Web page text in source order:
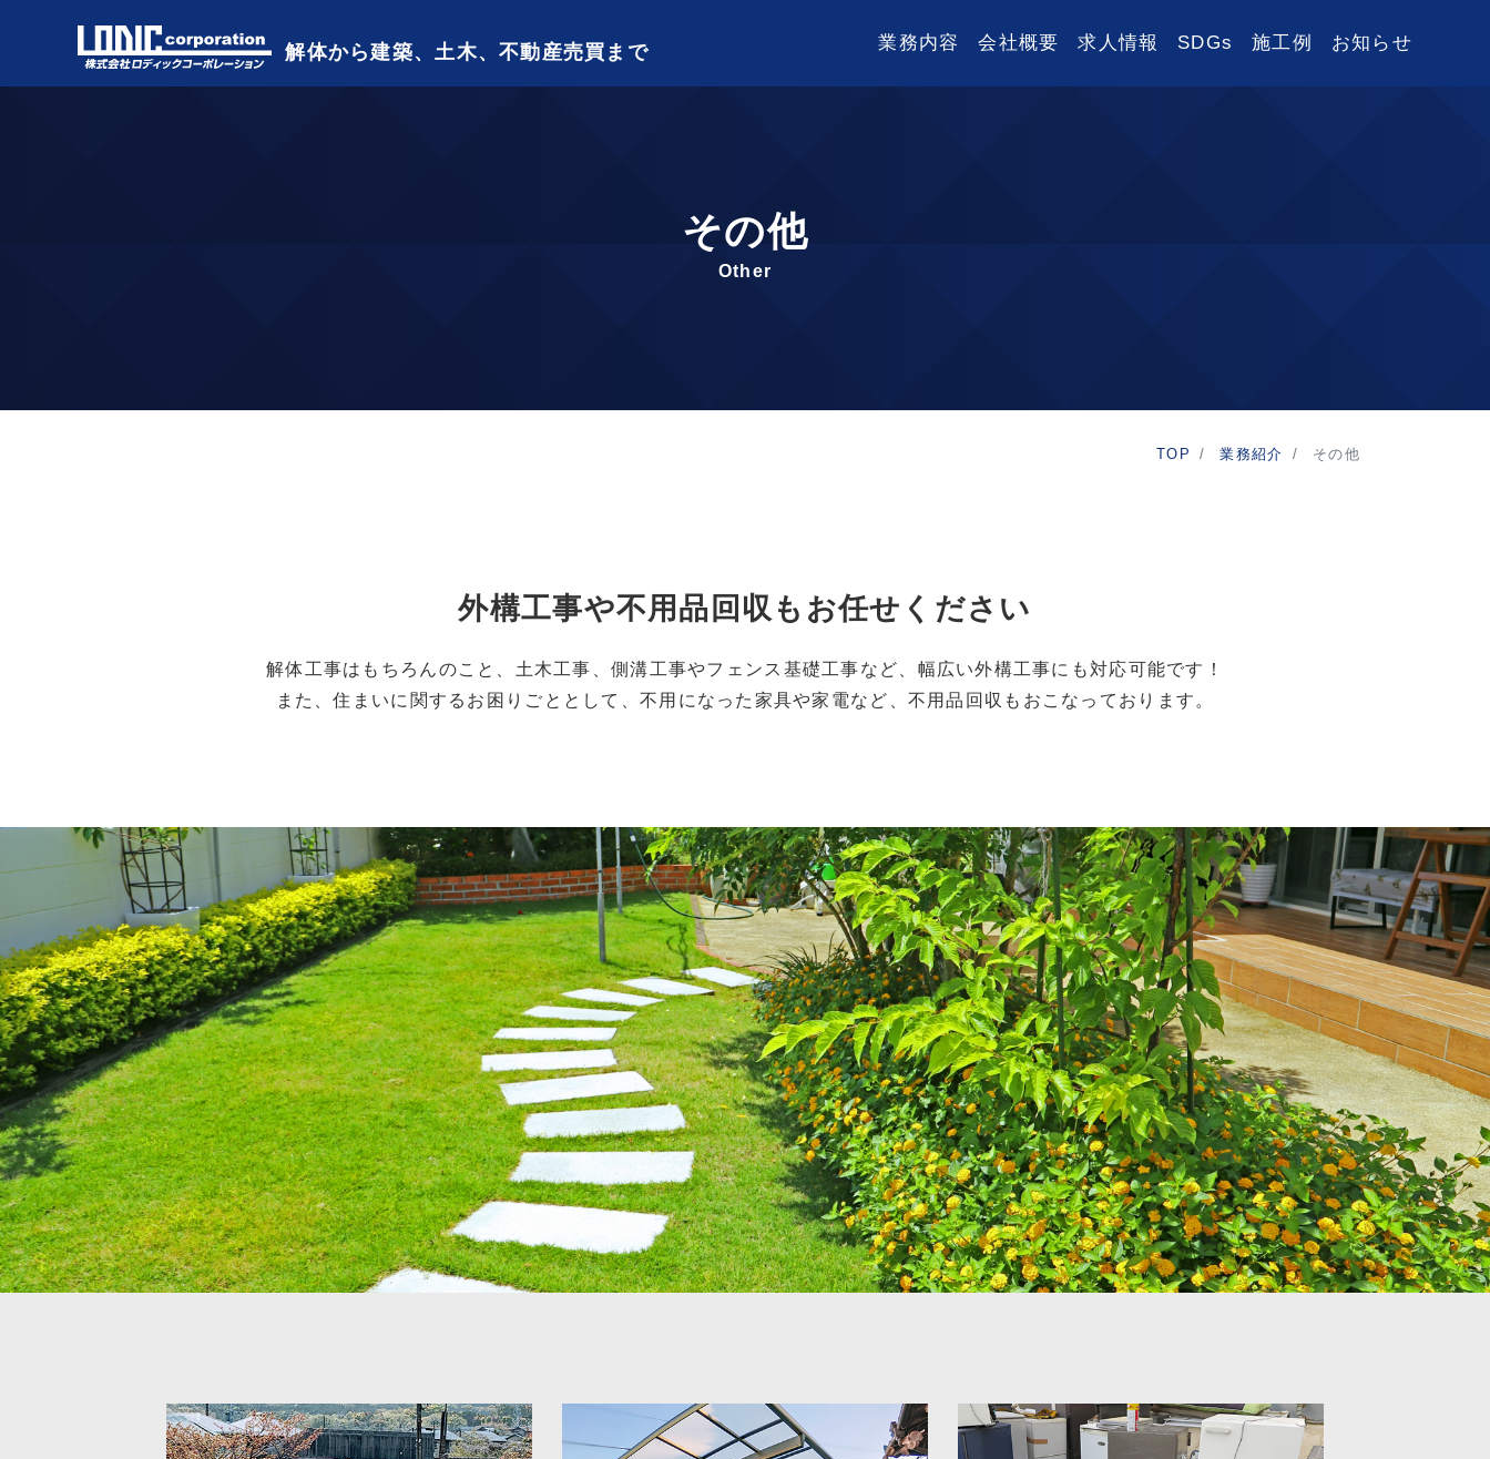
解体から建築、土木、不動産売買まで 業務内容 会社概要 求人情報 SDGs 施工例 お知らせ
その他
Other
TOP 業務紹介 その他
外構工事や不用品回収もお任せください
解体工事はもちろんのこと、土木工事、側溝工事やフェンス基礎工事など、幅広い外構工事にも対応可能です！
また、住まいに関するお困りごととして、不用になった家具や家電など、不用品回収もおこなっております。